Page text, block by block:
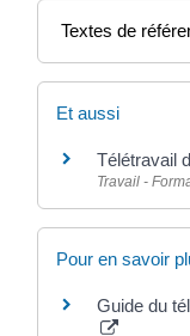
Textes de
Et aussi
Télétravail
Travail -
Pour en savoir
Guide du